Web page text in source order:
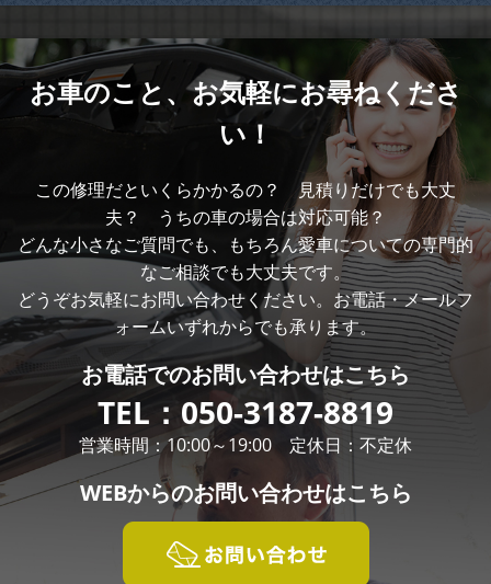
お車のこと、お気軽にお尋ねくださ
い！
この修理だといくらかかるの？ 見積りだけでも大丈
夫？ うちの車の場合は対応可能？
どんな小さなご質問でも、もちろん愛車についての専門的
なご相談でも大丈夫です。
どうぞお気軽にお問い合わせください。お電話・メールフ
ォームいずれからでも承ります。
お電話でのお問い合わせはこちら
TEL： 050-3187-8819
営業時間：10:00～19:00 定休日：不定休
WEBからのお問い合わせはこちら